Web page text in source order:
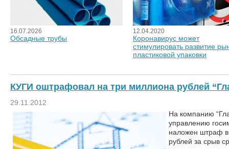
16.07.2026
Обсадные трубы
12.04.2020
Коронавирус может
стимулировать развитие
пластиковой упаковки
КУГИ оштрафовал на три миллиона рублей
29.11.2012
На компанию
управлению
наложен штраф
рублей за срыв